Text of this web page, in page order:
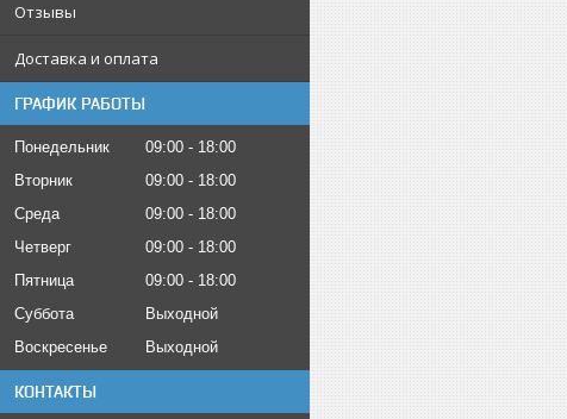
Отзывы
Доставка и оплата
ГРАФИК РАБОТЫ
Понедельник 09:00
18:00
Вторник
09:00
18:00
Среда
09:00
18:00
Четверг
09:00
18:00
Пятница
09:00
18:00
Суббота
Выходной
Воскресенье
Выходной
КОНТАКТЫ